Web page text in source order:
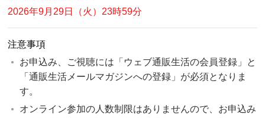
2026年9月29日（火）23時59分
注意事項
お申込み、ご視聴には「ウェブ通販生活の会員登録」と
「通販生活メールマガジンへの登録」が必須となりま
す。
オンライン参加の人数制限はありませんので、お申込み